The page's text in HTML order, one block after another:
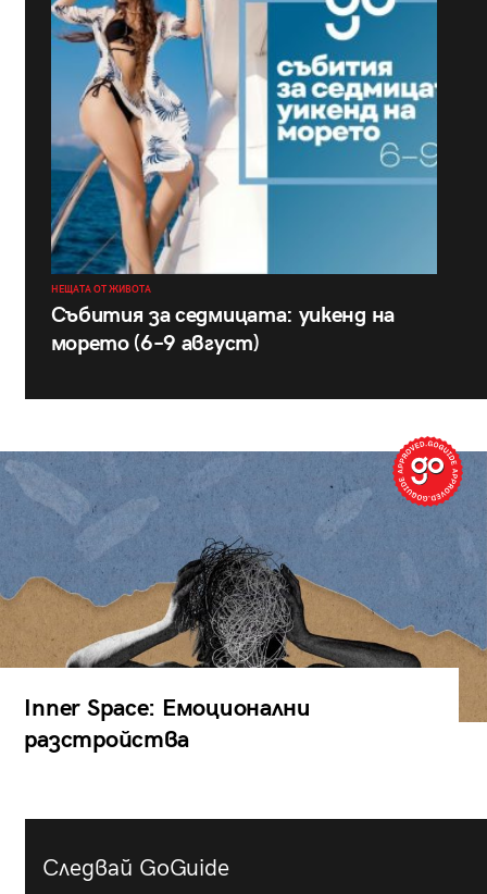
НЕЩАТА ОТ ЖИВОТА
Събития за седмицата: уикенд на
морето (6–9 август)
Inner Space: Емоционални
разстройства
Следвай GoGuide